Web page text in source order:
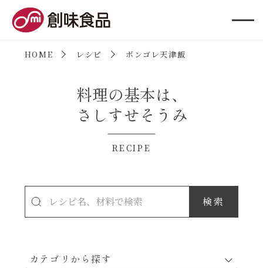
HOME レシピ ボンゴレ天津飯
料理の基本は、
さしすせそうみ
RECIPE
カテゴリから探す